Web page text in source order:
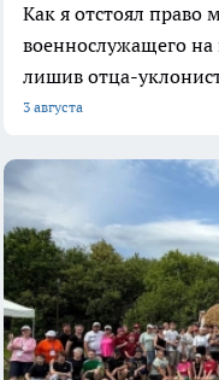
Как я отстоял право
военнослужащего
лишив отца-
3 августа